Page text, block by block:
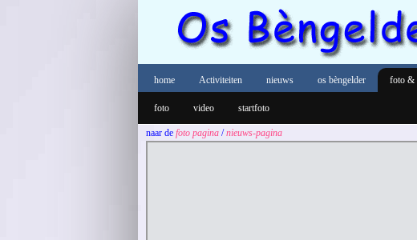
home Activiteiten nieuws os bèngelder foto &
foto video startfoto
naar de foto pagina /nieuws-pagina